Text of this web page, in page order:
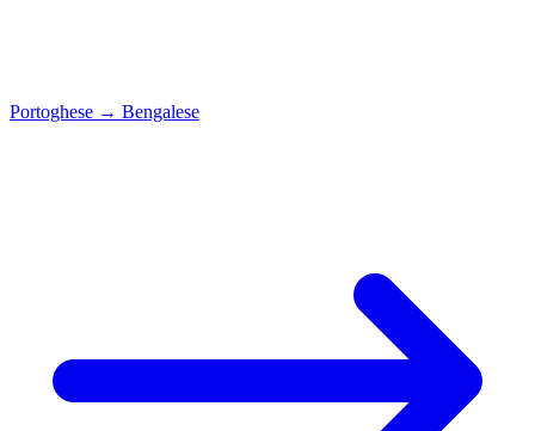
Portoghese → Bengalese